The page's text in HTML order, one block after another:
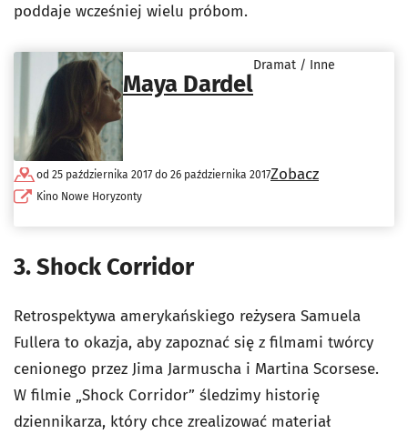
poddaje wcześniej wielu próbom.
Maya Dardel
Dramat / Inne
od 25 października 2017 do 26 października 2017
Kino Nowe Horyzonty
Zobacz
3. Shock Corridor
Retrospektywa amerykańskiego reżysera Samuela
Fullera to okazja, aby zapoznać się z filmami twórcy
cenionego przez Jima Jarmuscha i Martina Scorsese.
W filmie „Shock Corridor” śledzimy historię
dziennikarza, który chce zrealizować materiał